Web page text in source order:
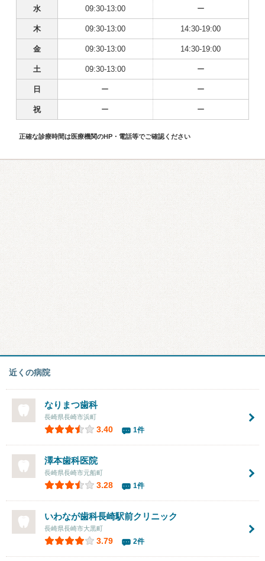
水 09:30-13:00 ー
木 09:30-13:00 14:30-19:00
金 09:30-13:00 14:30-19:00
土 09:30-13:00 ー
日 ー ー
祝 ー ー
正確な診療時間は医療機関のHP・電話等でご確認ください
近くの病院
なりまつ歯科
長崎県長崎市浜町
3.40 1件
澤本歯科医院
長崎県長崎市元船町
3.28 1件
いわなが歯科長崎駅前クリニック
長崎県長崎市大黒町
3.79 2件